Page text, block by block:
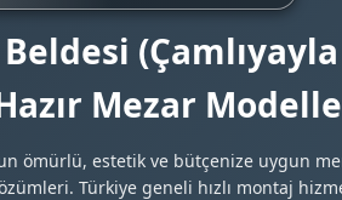
Beldesi
Mezar
ömürlü, estetik ve bütçenize uygun
Türkiye geneli hızlı montaj